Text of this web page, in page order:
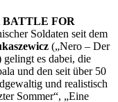
BATTLE FOR
Soldaten seit dem
(„Nero – Der
es dabei, die
und den seit über 50
und realistisch
Sommer“, „Eine